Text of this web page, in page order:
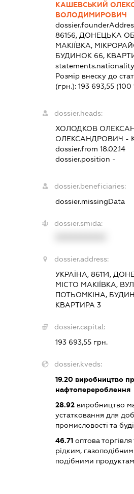
КАШЕВСЬКИЙ
ВОЛОДИМИРОВИЧ
86156, ДОНЕЦЬКА
МАКІЇВКА,
БУДИНОК 66,
Розмір внеску до
(грн.): 193 693,55(100
dossier.heads:
ХОЛОДКОВ
ОЛЕКСАНДРОВИЧ -
dossier.from 18.02.14
dossier.position -
dossier.beneficiaries:
dossier.missingData
dossier.smida:
dossier.address:
УКРАЇНА, 86114,
МІСТО МАКІЇВКА,
ПОТЬОМКІНА,
КВАРТИРА 3
dossier.capital:
193 693,55 грн.
dossier.kveds:
19.20виробництво
нафтоперероблення
28.92виробництво
устатковання для
промисловості та
46.71оптова
рідким,
подібними